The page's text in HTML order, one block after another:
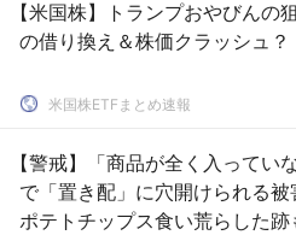
【米国株】トランプおやびんの
の借り換え＆株価クラッシュ？
米国株ETFまとめ速報
【警戒】「商品が全く入ってい
で「置き配」に穴開けられる
ポテトチップス食い荒らした跡